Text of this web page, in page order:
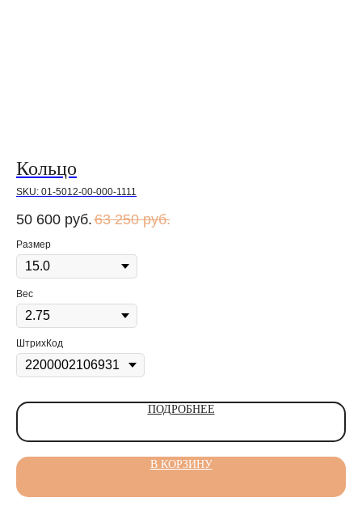
Кольцо
SKU: 01-5012-00-000-1111
50 600 руб. 63 250 руб.
Размер
Вес
ШтрихКод
ПОДРОБНЕЕ
В КОРЗИНУ